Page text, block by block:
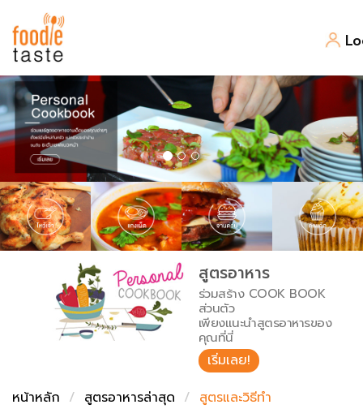
สูตรอาหาร
สูตรอาหารล่าสุด
Top Foodie
พาไปชิม
สารพันก้นครัว
เคล็ดลับน่ารู้
เปรียบเทียบหน่วยการตวง
เปรียบเทียบอุณหภูมิ
เปรียบเทียบน้ำหนักวัตถุดิบ
FoodPedia
สร้าง Cookbook
สูตรอาหาร
ร่วมสร้าง COOK BOOK
ส่วนตัว
เพียงแนะนำสูตรอาหารของ
คุณที่นี่
เริ่มเลย!
หน้าหลัก
สูตรอาหารล่าสุด สูตรและวิธีทำ